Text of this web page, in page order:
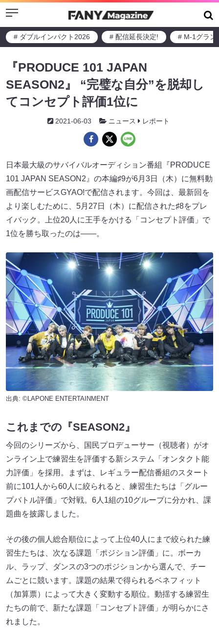
Menu
# ダブルインパクト2026 # 配信延長決定! # M-1グラン
『PRODUCE 101 JAPAN
SEASON2』 “完璧な自分”を脱却し
てコンセプト評価1位に
2021-06-03 ニュース レポート
日本最大級のサバイバルオーディション番組『PRODUCE
101 JAPAN SEASON2』の本編♯9が6月3日（木）に無料動
画配信サービスGYAO!で配信されます。今回は、最新回を
より楽しむために、5月27日（木）に配信された♯8をプレ
イバック。上位20人に王手をかける「コンセプト評価」で
1位を勝ち取ったのは――。
出典: ©LAPONE ENTERTAINMENT
これまでの『SEASON2』
今回のシリーズから、国民プロデューサー（視聴者）がオ
ンライン上で練習生を評価する新システム「オンタクト能
力評価」を採用。まずは、レギュラー配信番組のスタート
前に101人から60人に絞られると、練習生たちは「グルー
プバトル評価」で対戦。6人1組の10グループに分かれ、課
題曲を披露しました。
その後の個人総合順位によって上位40人にまで絞られた練
習生たちは、次なる課題「ポジション評価」に。ボーカ
ル、ラップ、ダンスの3つのポジションから選んで、チー
ムごとに競います。課題の結果で得られるベネフィット
（加算票）によって大きく変動する順位。動揺する練習生
たちの前で、新たな課題「コンセプト評価」が明らかにさ
れました。